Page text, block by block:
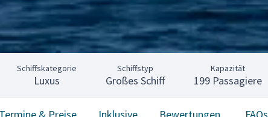
Schiffskategorie
Luxus
Schiffstyp
Großes Schiff
Kapazität
199 Passagiere